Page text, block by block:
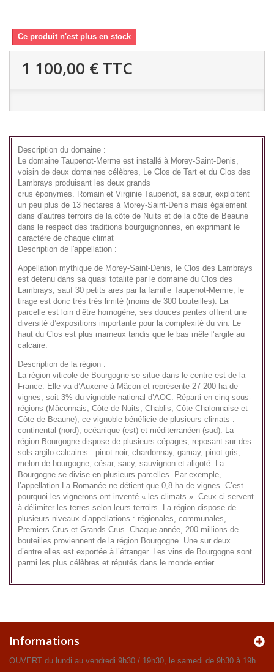
Ce produit n'est plus en stock
1 100,00 € TTC
Description du domaine :
Le domaine Taupenot-Merme est installé à Morey-Saint-Denis,
voisin de deux domaines célèbres, Le Clos de Tart et du Clos des
Lambrays produisant les deux grands
crus éponymes. Romain et Virginie Taupenot , sa sœur, exploitent
un peu plus de 13 hectares à Morey-Saint-Denis mais également
dans d’autres terroirs de la côte de Nuits et de la côte de Beaune
dans le respect des traditions bourguignonnes, en exprimant le
caractère de chaque climat
Description de l'appellation :
Appellation mythique de Morey-Saint-Denis, le Clos des Lambrays
est detenu dans sa quasi totalité par le domaine du Clos des
Lambrays, sauf 30 petits ares par la famille Taupenot-Merme, le
tirage est donc très très limité (moins de 300 bouteilles). La
parcelle est loin d’être homogène, ses douces pentes offrent une
diversité d’expositions importante pour la complexité du vin. Le
haut du Clos est plus marneux tandis que le bas mêle l’argile au
calcaire.
Description de la région :
La région viticole de Bourgogne se situe dans le centre-est de la
France. Elle va d’Auxerre à Mâcon et représente 27 200 ha de
vignes, soit 3% du vignoble national d’AOC. Réparti en cinq sous-
régions (Mâconnais, Côte-de-Nuits, Chablis, Côte Chalonnaise et
Côte-de-Beaune), ce vignoble bénéficie de plusieurs climats :
continental (nord), océanique (est) et méditerranéen (sud). La
région Bourgogne dispose de plusieurs cépages, reposant sur des
sols argilo-calcaires : pinot noir, chardonnay, gamay, pinot gris,
melon de bourgogne, césar, sacy, sauvignon et aligoté. La
Bourgogne se divise en plusieurs parcelles. Par exemple,
l’appellation La Romanée ne détient que 0,8 ha de vignes. C’est
pourquoi les vignerons ont inventé « les climats ». Ceux-ci servent
à délimiter les terres selon leurs terroirs. La région dispose de
plusieurs niveaux d’appellations : régionales, communales,
Premiers Crus et Grands Crus. Chaque année, 200 millions de
bouteilles proviennent de la région Bourgogne. Une sur deux
d’entre elles est exportée à l’étranger. Les vins de Bourgogne sont
parmi les plus célèbres et réputés dans le monde entier.
Informations
OUVERT du lundi au vendredi 9h30 / 19h30, le samedi de 9h30 à 19h